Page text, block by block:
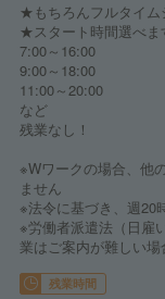
★もちろんフルタイム
★スタート時間選べま
7:00～16:00
9:00～18:00
11:00～20:00
など
残業なし！
※Wワークの場合、他
ません
※法令に基づき、週20
※労働者派遣法（日雇
業はご案内が難しい
残業時間